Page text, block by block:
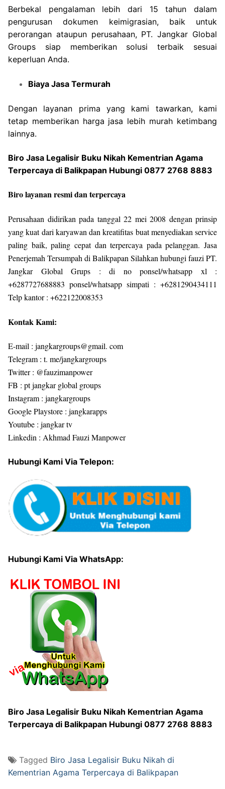
Berbekal pengalaman lebih dari 15 tahun dalam
pengurusan dokumen keimigrasian, baik untuk
perorangan ataupun perusahaan, PT. Jangkar Global
Groups siap memberikan solusi terbaik sesuai
keperluan Anda.
Biaya Jasa Termurah
Dengan layanan prima yang kami tawarkan, kami
tetap memberikan harga jasa lebih murah ketimbang
lainnya.
Biro Jasa Legalisir Buku Nikah Kementrian Agama
Terpercaya di Balikpapan Hubungi 0877 2768 8883
Biro layanan resmi dan terpercaya
Perusahaan didirikan pada tanggal 22 mei 2008 dengan prinsip
yang kuat dari karyawan dan kreatifitas buat menyediakan service
paling baik, paling cepat dan terpercaya pada pelanggan. Jasa
Penerjemah Tersumpah di Balikpapan Silahkan hubungi fauzi PT.
Jangkar Global Grups : di no ponsel/whatsapp xl :
+6287727688883 ponsel/whatsapp simpati : +6281290434111
Telp kantor : +622122008353
Kontak Kami:
E-mail : jangkargroups@gmail. com
Telegram : t. me/jangkargroups
Twitter : @fauzimanpower
FB : pt jangkar global groups
Instagram : jangkargroups
Google Playstore : jangkarapps
Youtube : jangkar tv
Linkedin : Akhmad Fauzi Manpower
Hubungi Kami Via Telepon:
Hubungi Kami Via WhatsApp:
Biro Jasa Legalisir Buku Nikah Kementrian Agama
Terpercaya di Balikpapan Hubungi 0877 2768 8883
Tagged Biro Jasa Legalisir Buku Nikah di
Kementrian Agama Terpercaya di Balikpapan